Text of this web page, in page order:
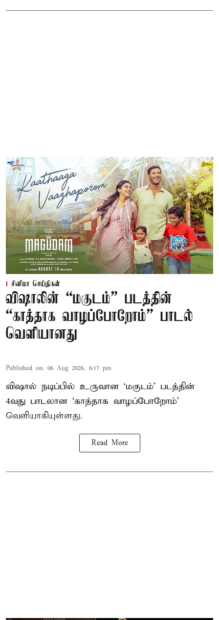
சினிமா செய்திகள்
விஷாலின் “மகுடம்” படத்தின்
“காத்தாக வாழப்போறோம்” பாடல்
வெளியானது
Published on: 06 Aug 2026, 6:17 pm
விஷால் நடிப்பில் உருவான ‘மகுடம்’ படத்தின்
4வது பாடலான ‘காத்தாக வாழப்போறோம்’
வெளியாகியுள்ளது.
Read More